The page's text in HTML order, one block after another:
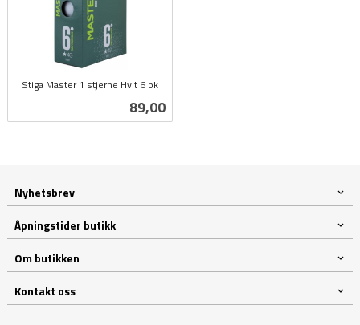
Stiga Master 1 stjerne Hvit 6 pk
Pris
89,00
Nyhetsbrev
Åpningstider butikk
Om butikken
Kontakt oss